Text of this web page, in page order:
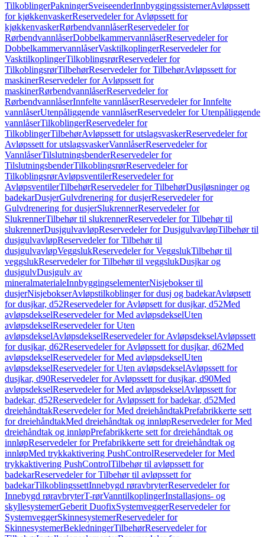
TilkoblingerPakningerSveiseenderInnbyggingssisternerAvløpssett
for kjøkkenvaskerReservedeler for Avløpssett for
kjøkkenvaskerRørbendvannlåserReservedeler for
RørbendvannlåserDobbelkammervannlåserReservedeler for
DobbelkammervannlåserVasktilkoplingerReservedeler for
VasktilkoplingerTilkoblingsrørReservedeler for
TilkoblingsrørTilbehørReservedeler for TilbehørAvløpssett for
maskinerReservedeler for Avløpssett for
maskinerRørbendvannlåserReservedeler for
RørbendvannlåserInnfelte vannlåserReservedeler for Innfelte
vannlåserUtenpåliggende vannlåserReservedeler for Utenpåliggende
vannlåserTilkoblingerReservedeler for
TilkoblingerTilbehørAvløpssett for utslagsvaskerReservedeler for
Avløpssett for utslagsvaskerVannlåserReservedeler for
VannlåserTilslutningsbenderReservedeler for
TilslutningsbenderTilkoblingsrørReservedeler for
TilkoblingsrørAvløpsventilerReservedeler for
AvløpsventilerTilbehørReservedeler for TilbehørDusjløsninger og
badekarDusjerGulvdrenering for dusjerReservedeler for
Gulvdrenering for dusjerSlukrennerReservedeler for
SlukrennerTilbehør til slukrennerReservedeler for Tilbehør til
slukrennerDusjgulvavløpReservedeler for DusjgulvavløpTilbehør til
dusjgulvavløpReservedeler for Tilbehør til
dusjgulvavløpVeggslukReservedeler for VeggslukTilbehør til
veggslukReservedeler for Tilbehør til veggslukDusjkar og
dusjgulvDusjgulv av
mineralmaterialeInnbyggingselementerNisjebokser til
dusjerNisjebokserAvløpstilkoblinger for dusj og badekarAvløpsett
for dusjkar, d52Reservedeler for Avløpsett for dusjkar, d52Med
avløpsdekselReservedeler for Med avløpsdekselUten
avløpsdekselReservedeler for Uten
avløpsdekselAvløpsdekselReservedeler for AvløpsdekselAvløpssett
for dusjkar, d62Reservedeler for Avløpssett for dusjkar, d62Med
avløpsdekselReservedeler for Med avløpsdekselUten
avløpsdekselReservedeler for Uten avløpsdekselAvløpssett for
dusjkar, d90Reservedeler for Avløpssett for dusjkar, d90Med
avløpsdekselReservedeler for Med avløpsdekselAvløpssett for
badekar, d52Reservedeler for Avløpssett for badekar, d52Med
dreiehåndtakReservedeler for Med dreiehåndtakPrefabrikkerte sett
for dreiehåndtakMed dreiehåndtak og innløpReservedeler for Med
dreiehåndtak og innløpPrefabrikkerte sett for dreiehåndtak og
innløpReservedeler for Prefabrikkerte sett for dreiehåndtak og
innløpMed trykkaktivering PushControlReservedeler for Med
trykkaktivering PushControlTilbehør til avløpssett for
badekarReservedeler for Tilbehør til avløpssett for
badekarTilkoblingssettInnebygd røravbryterReservedeler for
Innebygd røravbryterT-rørVanntilkoplingerInstallasjons- og
skyllesystemerGeberit DuofixSystemveggerReservedeler for
SystemveggerSkinnesystemerReservedeler for
SkinnesystemerBekledningerTilbehørReservedeler for